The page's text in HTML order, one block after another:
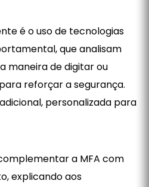
é o uso de tecnologias
que analisam
maneira de digitar ou
reforçar a segurança.
personalizada para
a MFA com
explicando aos